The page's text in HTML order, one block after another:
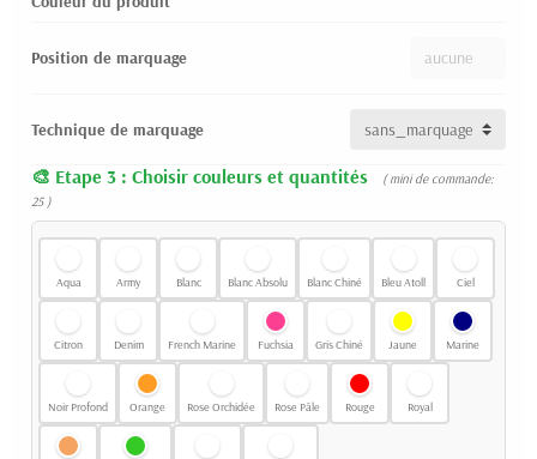
Position de marquage
Technique de marquage
Etape 3 : Choisir couleurs et quantités
( mini de commande:
25 )
Aqua Army Blanc Blanc Absolu Blanc Chiné Bleu Atoll Ciel
Citron Denim French Marine Fuchsia Gris Chiné Jaune Marine
Noir Profond Orange Rose Orchidée Rose Pâle Rouge Royal